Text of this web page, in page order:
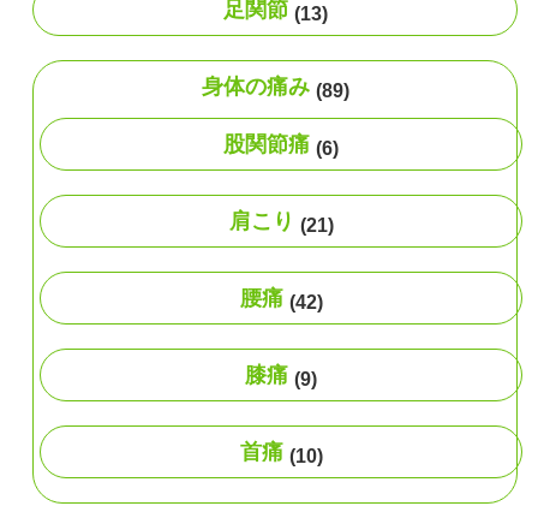
足関節 (13)
身体の痛み (89)
股関節痛 (6)
肩こり (21)
腰痛 (42)
膝痛 (9)
首痛 (10)